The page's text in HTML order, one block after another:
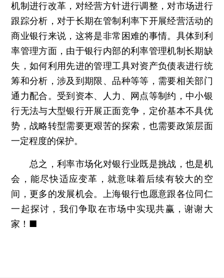
机制进行改革，对经营方针进行调整，对市场进行
跟踪分析，对于长期在管制利率下开展经营活动的
商业银行来说，这将是非常困难的事情。具体到利
率管理方面，由于银行内部的利率管理机制长期缺
失，如何利用先进的管理工具对资产负债表进行统
筹和分析，涉及到期限、品种等等，需要相关部门
通力配合。受到资本、人力、网点等制约，中小银
行无法与大型银行开展正面竞争，定价基本不具优
势，战略转型需要更艰苦的探索，也需要政策层面
一定程度的保护。
总之，利率市场化对银行业既是挑战，也是机
会，能尽快适应变革，就意味着后续有较大的空
间，更多的发展机会。上海银行也愿意跟各位同仁
一起探讨，我们争取在市场中实现共赢，谢谢大
家！■